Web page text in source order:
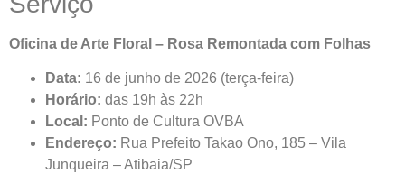
Oficina de Arte Floral – Rosa Remontada com Folhas
Data: 16 de junho de 2026 (terça-feira)
Horário: das 19h às 22h
Local: Ponto de Cultura OVBA
Endereço: Rua Prefeito Takao Ono, 185 – Vila
Junqueira – Atibaia/SP